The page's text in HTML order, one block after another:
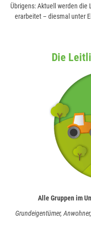
Übrigens: Aktuell werden
erarbeitet – diesmal unter
Die
Alle Gruppen im
Grundeigentümer,